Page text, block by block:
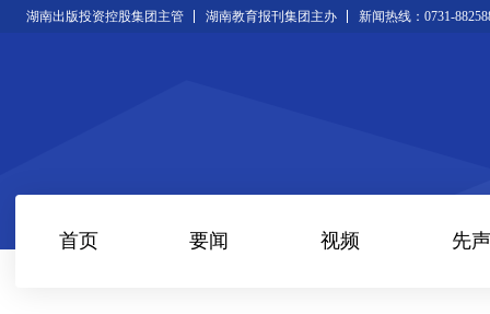
湖南出版投资控股集团主管 湖南教育报刊集团主办 新闻热线：0731-
首页 要闻 视频 先声